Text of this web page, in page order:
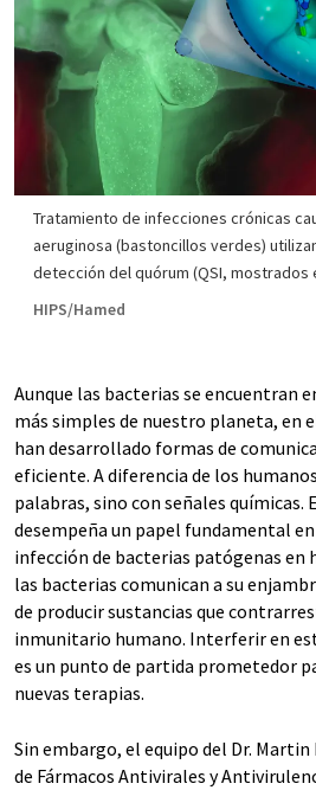
Tratamiento de infecciones crónicas
aeruginosa (bastoncillos verdes)
detección del quórum (QSI, mostrados
HIPS/Hamed
Aunque las bacterias se encuentran
más simples de nuestro planeta, en
han desarrollado formas de
eficiente. A diferencia de los
palabras, sino con señales
desempeña un papel fundamental
infección de bacterias patógenas en
las bacterias comunican a su
de producir sustancias que
inmunitario humano. Interferir en
es un punto de partida prometedor
nuevas terapias.
Sin embargo, el equipo del Dr.
de Fármacos Antivirales y